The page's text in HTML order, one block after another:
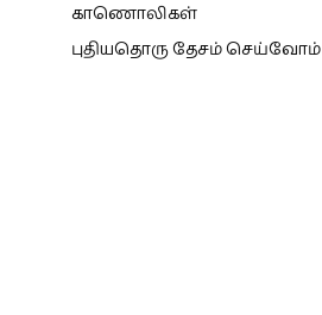
காணொலிகள்
புதியதொரு தேசம் செய்வோம்